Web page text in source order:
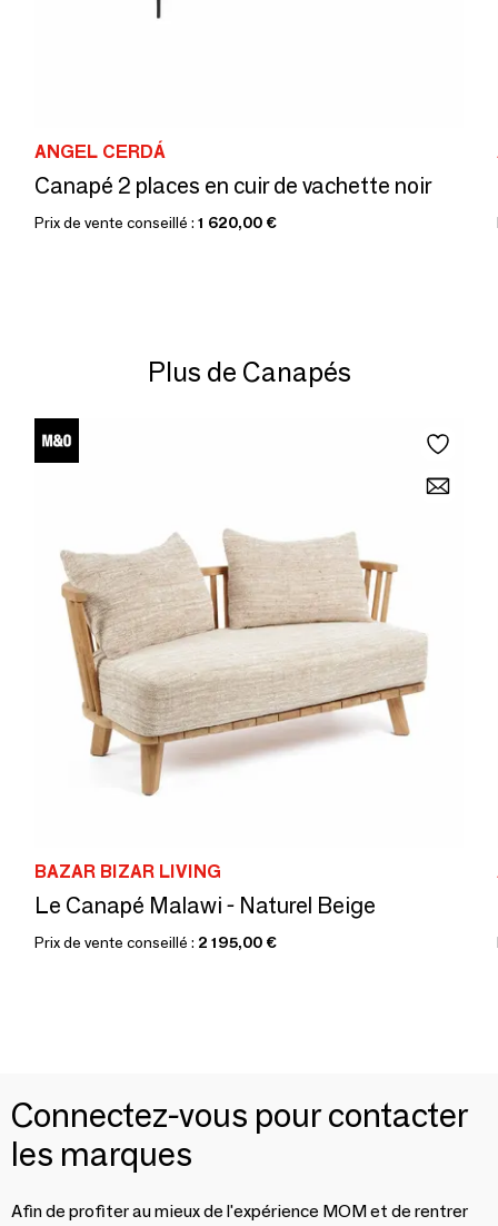
ANGEL CERDÁ
Canapé 2 places en cuir de vachette noir
Prix de vente conseillé : 1 620,00 €
Plus de Canapés
BAZAR BIZAR LIVING
Le Canapé Malawi - Naturel Beige
Prix de vente conseillé : 2 195,00 €
Connectez-vous pour contacter
les marques
Afin de profiter au mieux de l'expérience MOM et de rentrer